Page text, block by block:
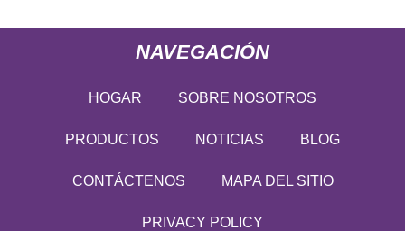
NAVEGACIÓN
HOGAR SOBRE NOSOTROS
PRODUCTOS NOTICIAS BLOG
CONTÁCTENOS MAPA DEL SITIO
PRIVACY POLICY